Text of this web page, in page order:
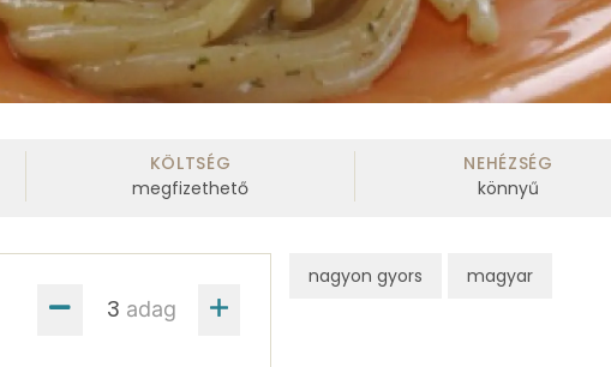
KÖLTSÉG
megfizethető
NEHÉZSÉG
könnyű
adag
nagyon gyors magyar